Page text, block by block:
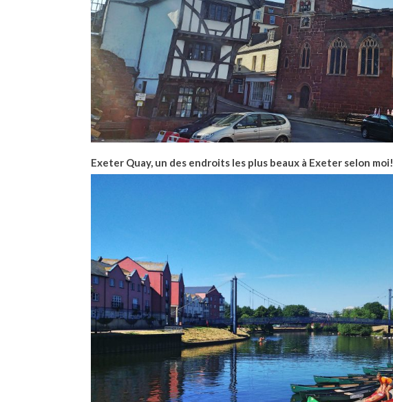
Exeter Quay, un des endroits les plus beaux à Exeter selon moi!